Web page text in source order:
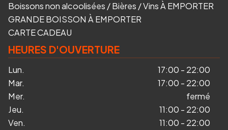
Boissons non alcoolisées / Bières / Vins À EMPORTER
GRANDE BOISSON À EMPORTER
CARTE CADEAU
HEURES D'OUVERTURE
Lun.
17:00 - 22:00
Mar.
17:00 - 22:00
Mer.
fermé
Jeu.
11:00 - 22:00
Ven.
11:00 - 22:00